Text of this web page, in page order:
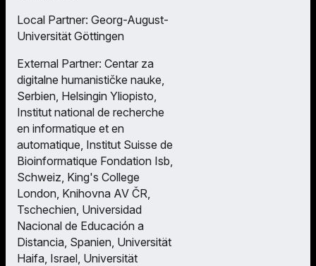
Local Partner: Georg-August-
Universität Göttingen
External Partner: Centar za
digitalne humanističke nauke,
Serbien, Helsingin Yliopisto,
Institut national de recherche
en informatique et en
automatique, Institut Suisse de
Bioinformatique Fondation Isb,
Schweiz, King's College
London, Knihovna AV ČR,
Tschechien, Universidad
Nacional de Educación a
Distancia, Spanien, Universität
Haifa, Israel, Universität